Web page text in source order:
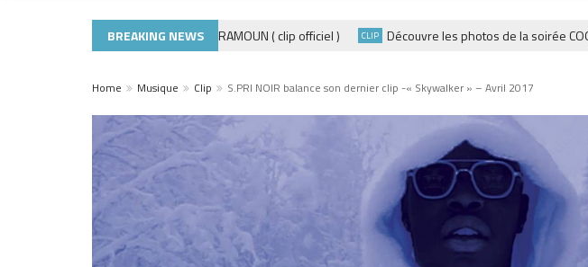
BREAKING NEWS
CLIP ADE440 – GRAMOUN ( clip officiel ) CLIP Découvre les photos de la soirée
Home Musique Clip S.PRI NOIR balance son dernier clip -« Skywalker » – Avril 2017